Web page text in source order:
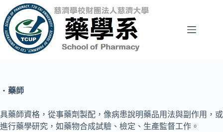
至
主
要
‧ 藥師
具藥師資格，從事藥劑製配，像病患說明藥品用法與副作用，或
進行藥學研究，如藥物合成試驗、檢定、生產監督工作。